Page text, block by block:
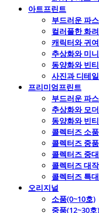
아트프린트
부드러운 파
컬러풀한 화
캐릭터와 귀
추상화와 미
동양화와 빈
사진과 디테
프리미엄프린트
부드러운 파
추상화와 모
동양화와 빈
콜렉터즈 소
콜렉터즈 중
콜렉터즈 중
콜렉터즈 대
콜렉터즈 특
오리지널
소품(0~10호)
중품(12~30호)